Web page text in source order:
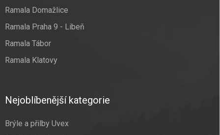
Ramala Domažlice
Ramala Praha 9 - Libeň
Ramala Tábor
Ramala Klatovy
Nejoblíbenější kategorie
Brýle a přilby Uvex